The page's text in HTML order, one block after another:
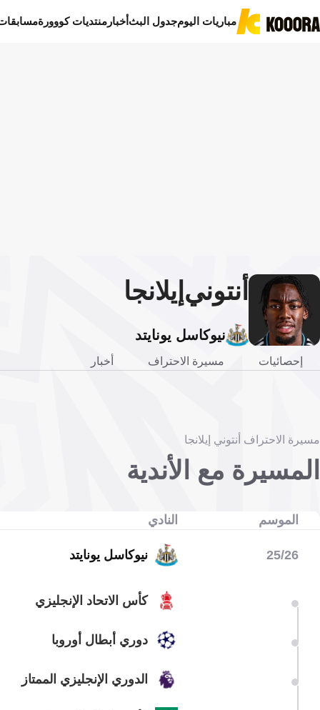
مباريات اليومجدول البثأخبار منتديات كووورة
أنتوني إيلانجا
نيوكاسل يونايتد
إحصائيات مسيرة الاحتراف أخبار
مسيرة الاحتراف أنتوني إيلانجا
المسيرة مع الأندية
الموسم النادي
25/26 نيوكاسل يونايتد
كأس الاتحاد الإنجليزي
دوري أبطال أوروبا
الدوري الإنجليزي الممتاز